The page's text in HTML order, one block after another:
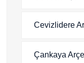
Cevizlidere
Çankaya